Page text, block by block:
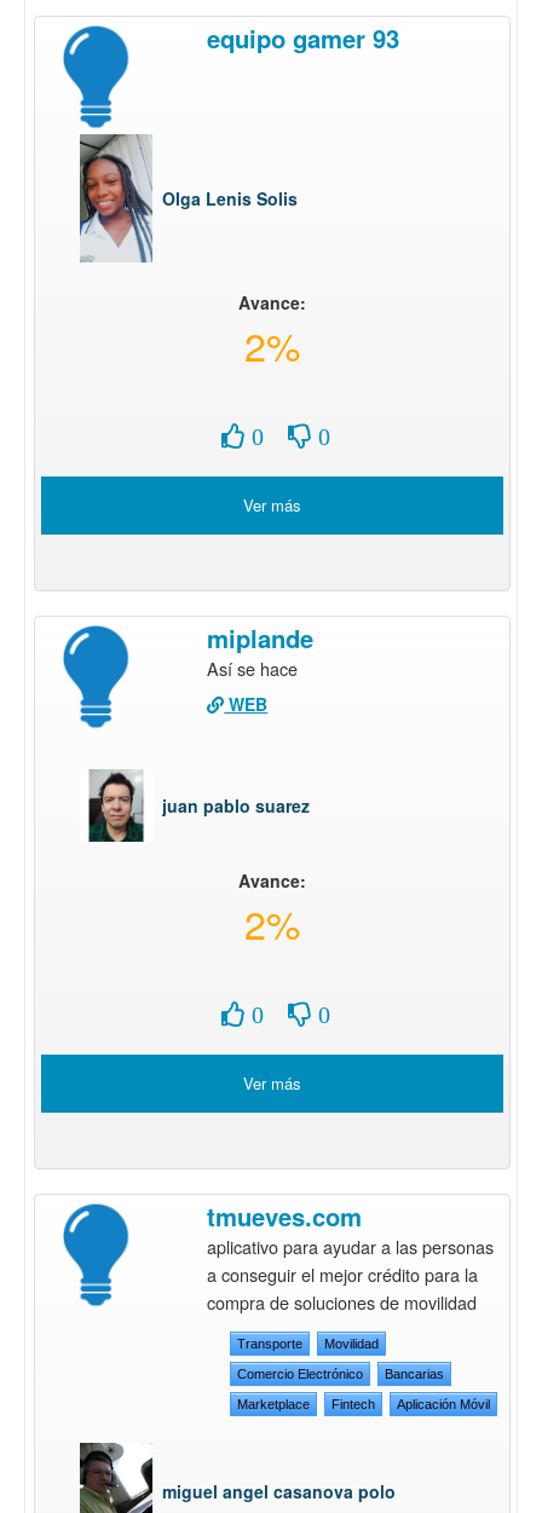
equipo gamer 93
Olga Lenis Solis
Avance:
2%
0 0
Ver más
miplande
Así se hace
WEB
juan pablo suarez
Avance:
2%
0 0
Ver más
tmueves.com
aplicativo para ayudar a las personas
a conseguir el mejor crédito para la
compra de soluciones de movilidad
Transporte Movilidad
Comercio Electrónico Bancarias
Marketplace Fintech Aplicación Móvil
miguel angel casanova polo